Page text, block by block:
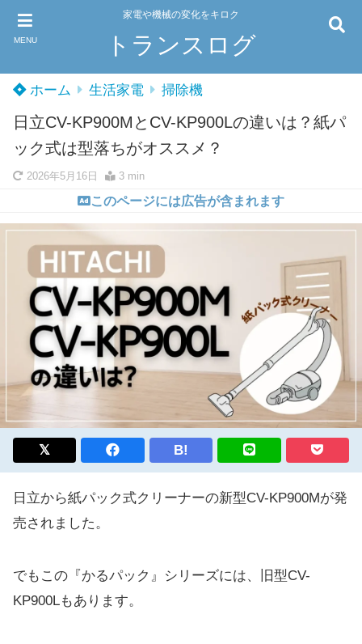
MENU
家電や機械の変化をキロク
トランスログ
ホーム 生活家電 掃除機
日立CV-KP900MとCV-KP900Lの違いは？紙パ
ック式は型落ちがオススメ？
2026年5月16日 3 min
B!
日立から紙パック式クリーナーの新型CV-KP900Mが発
売されました。
でもこの『かるパック』シリーズには、旧型CV-
KP900Lもあります。